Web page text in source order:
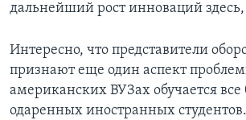
дальнейший рост инноваций
Интересно, что представители
признают еще один аспект
американских ВУЗах обучается все
одаренных иностранных